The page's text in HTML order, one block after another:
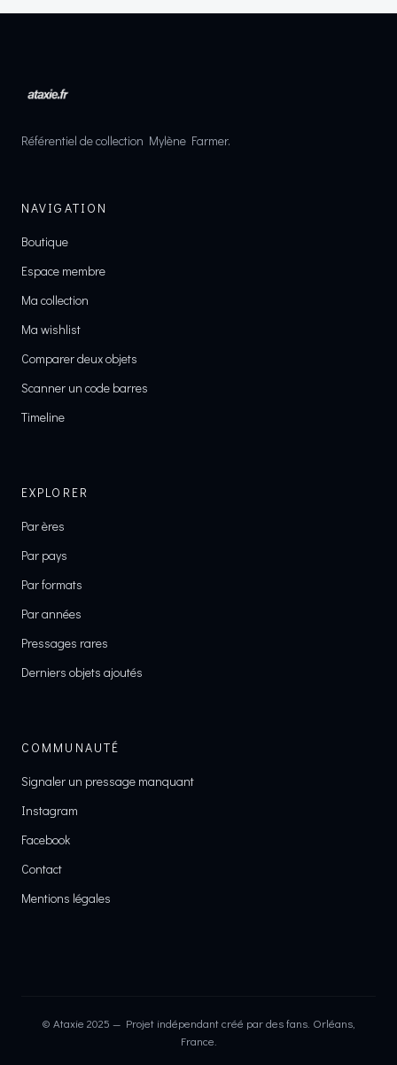
Référentiel de collection Mylène Farmer.
NAVIGATION
Boutique
Espace membre
Ma collection
Ma wishlist
Comparer deux objets
Scanner un code barres
Timeline
EXPLORER
Par ères
Par pays
Par formats
Par années
Pressages rares
Derniers objets ajoutés
COMMUNAUTÉ
Signaler un pressage manquant
Instagram
Facebook
Contact
Mentions légales
© Ataxie 2025 — Projet indépendant créé par des fans. Orléans,
France.